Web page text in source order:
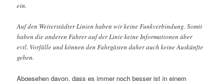
ein.
Auf den Weiterstädter Linien haben wir keine Funkverbindung. Somit
haben die anderen Fahrer auf der Linie keine Informationen über
evtl. Vorfälle und können den Fahrgästen daher auch keine Auskünfte
geben.
Abgesehen davon, dass es immer noch besser ist in einem